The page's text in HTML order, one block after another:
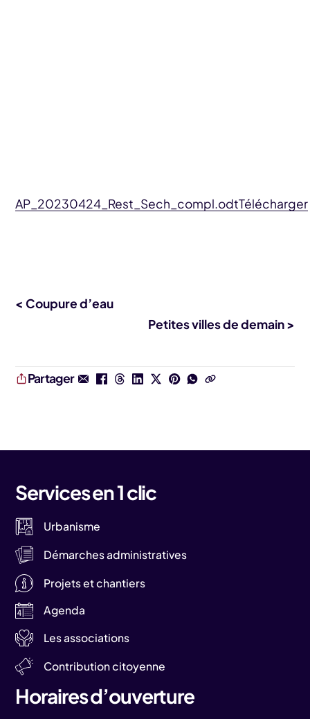
AP_20230424_Rest_Sech_compl.odtTélécharger
< Coupure d’eau
Petites villes de demain >
Partager
Services en 1 clic
Urbanisme
Démarches administratives
Projets et chantiers
Agenda
Les associations
Contribution citoyenne
Horaires d’ouverture